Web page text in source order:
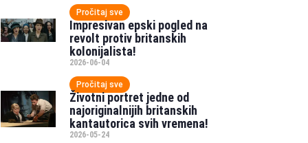
Pročitaj sve
Impresivan epski pogled na
revolt protiv britanskih
kolonijalista!
2026-06-04
Pročitaj sve
Životni portret jedne od
najoriginalnijih britanskih
kantautorica svih vremena!
2026-05-24